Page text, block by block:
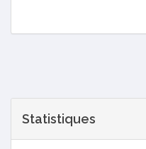
Statistiques